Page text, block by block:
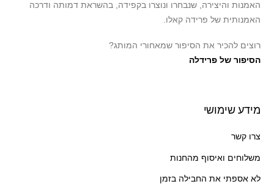
האמנות והיצירה, שנבחרו ונוצרו בקפידה, בהשראת דמותה ודרכה
האמנותית של פרידה קאלו.
רוצים להכיר את הסיפור שמאחורי המותג?
הסיפור של פרידלה
מידע שימושי
צרו קשר
משלוחים ואיסוף מהחנות
לא אספתי את החבילה בזמן